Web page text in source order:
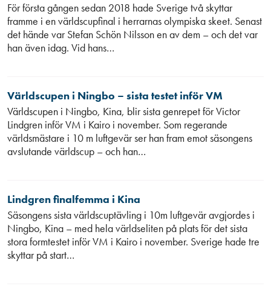
För första gången sedan 2018 hade Sverige två skyttar
framme i en världscupfinal i herrarnas olympiska skeet. Senast
det hände var Stefan Schön Nilsson en av dem – och det var
han även idag. Vid hans…
Världscupen i Ningbo – sista testet inför VM
Världscupen i Ningbo, Kina, blir sista genrepet för Victor
Lindgren inför VM i Kairo i november. Som regerande
världsmästare i 10 m luftgevär ser han fram emot säsongens
avslutande världscup – och han…
Lindgren finalfemma i Kina
Säsongens sista världscuptävling i 10m luftgevär avgjordes i
Ningbo, Kina – med hela världseliten på plats för det sista
stora formtestet inför VM i Kairo i november. Sverige hade tre
skyttar på start…